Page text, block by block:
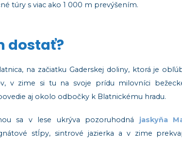
túry s viac ako 1 000 m prevýšením.
dostať?
na začiatku Gaderskej doliny, ktorá je
v zime si tu na svoje prídu milovníci
aj okolo odbočky k Blatnickému hradu.
sa v lese ukrýva pozoruhodná jaskyňa
stĺpy, sintrové jazierka a v zime